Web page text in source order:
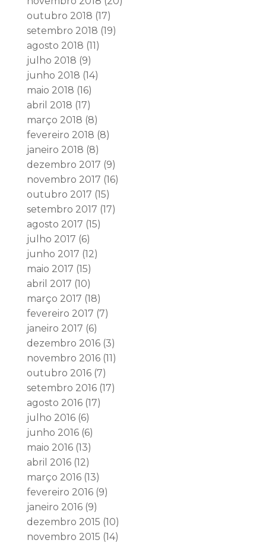
outubro 2018 (17)
setembro 2018 (19)
agosto 2018 (11)
julho 2018 (9)
junho 2018 (14)
maio 2018 (16)
abril 2018 (17)
março 2018 (8)
fevereiro 2018 (8)
janeiro 2018 (8)
dezembro 2017 (9)
novembro 2017 (16)
outubro 2017 (15)
setembro 2017 (17)
agosto 2017 (15)
julho 2017 (6)
junho 2017 (12)
maio 2017 (15)
abril 2017 (10)
março 2017 (18)
fevereiro 2017 (7)
janeiro 2017 (6)
dezembro 2016(3)
novembro 2016(11)
outubro 2016(7)
setembro 2016(17)
agosto 2016(17)
julho 2016(6)
junho 2016(6)
maio 2016(13)
abril 2016(12)
março 2016(13)
fevereiro 2016(9)
janeiro 2016(9)
dezembro 2015 (10)
novembro 2015 (14)